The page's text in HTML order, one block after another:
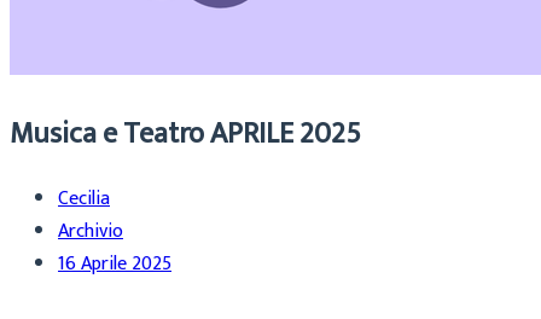
Musica e Teatro APRILE 2025
Cecilia
Archivio
16 Aprile 2025